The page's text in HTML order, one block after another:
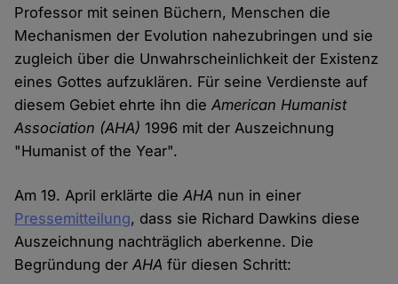
Professor mit seinen Büchern, Menschen die
Mechanismen der Evolution nahezubringen und sie
zugleich über die Unwahrscheinlichkeit der Existenz
eines Gottes aufzuklären. Für seine Verdienste auf
diesem Gebiet ehrte ihn dieAmerican Humanist
Association (AHA) 1996 mit der Auszeichnung
"Humanist of the Year".
Am 19. April erklärte dieAHA nun in einer
Pressemitteilung, dass sie Richard Dawkins diese
Auszeichnung nachträglich aberkenne. Die
Begründung derAHA für diesen Schritt: